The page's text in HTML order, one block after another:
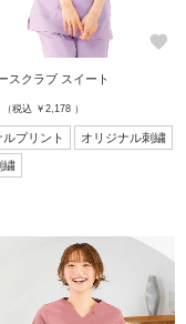
favorite
スクラブ スイート
（税込 ￥2,178 ）
ルプリント オリジナル刺繍
繍